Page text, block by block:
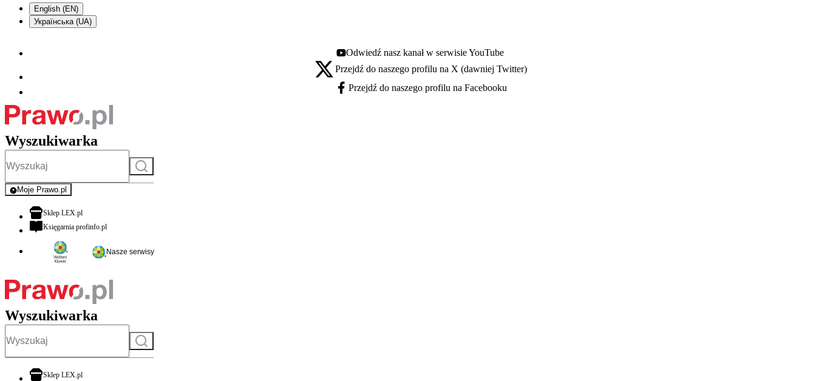
English (EN)
Українська (UA)
Youtube - otwiera się w nowej karcie
Odwiedź nasz kanał w serwisie YouTube
X - otwiera się w nowej karcie
Przejdź do naszego profilu na X (dawniej Twitter)
Facebook - otwiera się w nowej karcie
Przejdź do naszego profilu na Facebooku
Wyszukiwarka
Szukaj
Moje Prawo.pl
- rejestracja i logowanie do serwisu
Sklep LEX.plotwiera się w nowej karcie
Księgarnia profinfo.plotwiera się w nowej karcie
Nasze serwisy
Wyszukiwarka
Szukaj
Sklep LEX.plotwiera się w nowej karcie